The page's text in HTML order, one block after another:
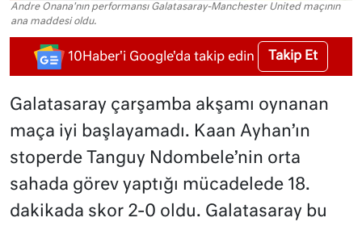
Andre Onana'nın performansı Galatasaray-Manchester United maçının
ana maddesi oldu.
10Haber'i Google'da takip edin Takip Et
Galatasaray çarşamba akşamı oynanan
maça iyi başlayamadı. Kaan Ayhan’ın
stoperde Tanguy Ndombele’nin orta
sahada görev yaptığı mücadelede 18.
dakikada skor 2-0 oldu. Galatasaray bu